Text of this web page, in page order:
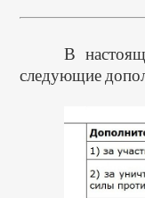
В
следующие